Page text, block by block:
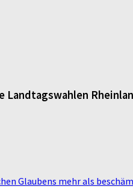
Glaubens mehr als